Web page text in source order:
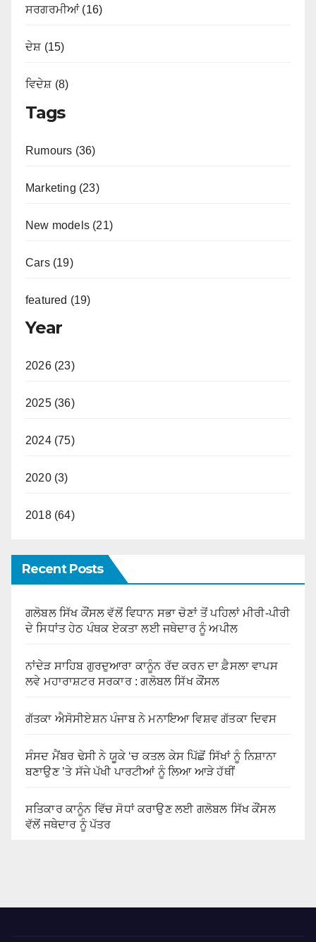
ਸਰਗਰਮੀਆਂ (16)
ਦੇਸ਼ (15)
ਵਿਦੇਸ਼ (8)
Tags
Rumours (36)
Marketing (23)
New models (21)
Cars (19)
featured (19)
Year
2026 (23)
2025 (36)
2024 (75)
2020 (3)
2018 (64)
Recent Posts
ਗਲੋਬਲ ਸਿੱਖ ਕੌਂਸਲ ਵੱਲੋਂ ਵਿਧਾਨ ਸਭਾ ਚੋਣਾਂ ਤੋਂ ਪਹਿਲਾਂ ਮੀਰੀ-ਪੀਰੀ
ਦੇ ਸਿਧਾਂਤ ਹੇਠ ਪੰਥਕ ਏਕਤਾ ਲਈ ਜਥੇਦਾਰ ਨੂੰ ਅਪੀਲ
ਨਾਂਦੇੜ ਸਾਹਿਬ ਗੁਰਦੁਆਰਾ ਕਾਨੂੰਨ ਰੱਦ ਕਰਨ ਦਾ ਫ਼ੈਸਲਾ ਵਾਪਸ
ਲਵੇ ਮਹਾਰਾਸ਼ਟਰ ਸਰਕਾਰ : ਗਲੋਬਲ ਸਿੱਖ ਕੌਂਸਲ
ਗੱਤਕਾ ਐਸੋਸੀਏਸ਼ਨ ਪੰਜਾਬ ਨੇ ਮਨਾਇਆ ਵਿਸ਼ਵ ਗੱਤਕਾ ਦਿਵਸ
ਸੰਸਦ ਮੈਂਬਰ ਢੇਸੀ ਨੇ ਯੂਕੇ ‘ਚ ਕਤਲ ਕੇਸ ਪਿੱਛੋਂ ਸਿੱਖਾਂ ਨੂੰ ਨਿਸ਼ਾਨਾ
ਬਣਾਉਣ ’ਤੇ ਸੱਜੇ ਪੱਖੀ ਪਾਰਟੀਆਂ ਨੂੰ ਲਿਆ ਆੜੇ ਹੱਥੀਂ
ਸਤਿਕਾਰ ਕਾਨੂੰਨ ਵਿੱਚ ਸੋਧਾਂ ਕਰਾਉਣ ਲਈ ਗਲੋਬਲ ਸਿੱਖ ਕੌਂਸਲ
ਵੱਲੋਂ ਜਥੇਦਾਰ ਨੂੰ ਪੱਤਰ